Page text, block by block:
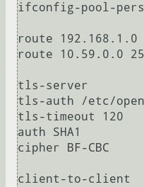
ifconfig-pool-
route 192.168.1.0
route 10.59.0.0
tls-server
tls-auth /etc/
tls-timeout 120
auth SHA1
cipher BF-CBC
client-to-client